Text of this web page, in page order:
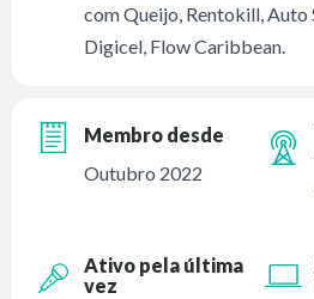
com Queijo, Rentokill, Auto
Digicel, Flow Caribbean.
Membro desde
Outubro 2022
Ativo pela última
vez